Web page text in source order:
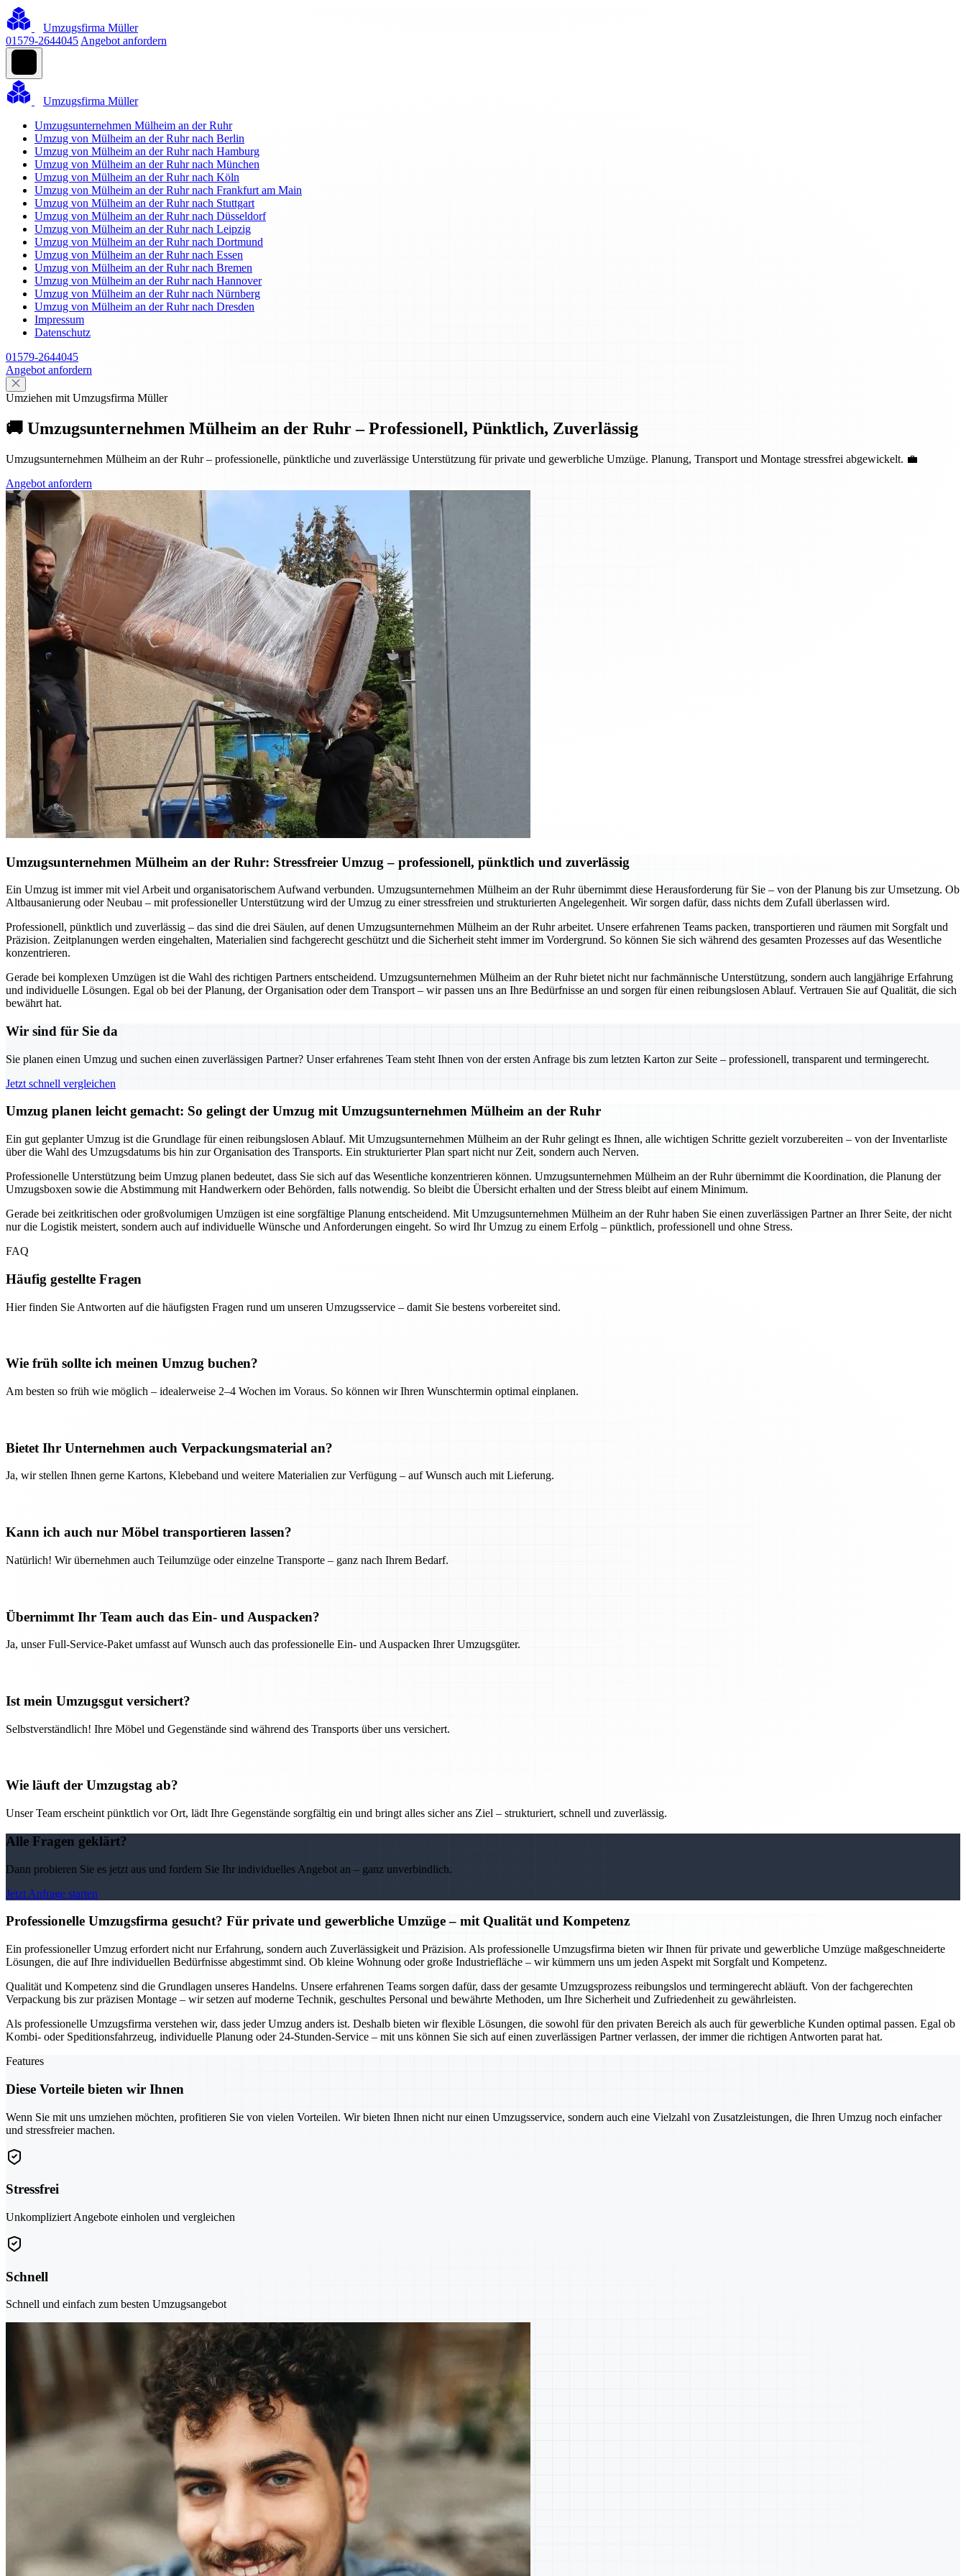
Umzugsfirma Müller
01579-2644045 Angebot anfordern
Umzugsfirma Müller
Umzugsunternehmen Mülheim an der Ruhr
Umzug von Mülheim an der Ruhr nach Berlin
Umzug von Mülheim an der Ruhr nach Hamburg
Umzug von Mülheim an der Ruhr nach München
Umzug von Mülheim an der Ruhr nach Köln
Umzug von Mülheim an der Ruhr nach Frankfurt am Main
Umzug von Mülheim an der Ruhr nach Stuttgart
Umzug von Mülheim an der Ruhr nach Düsseldorf
Umzug von Mülheim an der Ruhr nach Leipzig
Umzug von Mülheim an der Ruhr nach Dortmund
Umzug von Mülheim an der Ruhr nach Essen
Umzug von Mülheim an der Ruhr nach Bremen
Umzug von Mülheim an der Ruhr nach Hannover
Umzug von Mülheim an der Ruhr nach Nürnberg
Umzug von Mülheim an der Ruhr nach Dresden
Impressum
Datenschutz
01579-2644045
Angebot anfordern
Umziehen mit Umzugsfirma Müller
🚚 Umzugsunternehmen Mülheim an der Ruhr – Professionell, Pünktlich, Zuverlässig
Umzugsunternehmen Mülheim an der Ruhr – professionelle, pünktliche und zuverlässige Unterstützung für private und gewerbliche Umzüge. Planung, Transport und Montage stressfrei abgewickelt. 💼
Angebot anfordern
Umzugsunternehmen Mülheim an der Ruhr: Stressfreier Umzug – professionell, pünktlich und zuverlässig
Ein Umzug ist immer mit viel Arbeit und organisatorischem Aufwand verbunden. Umzugsunternehmen Mülheim an der Ruhr übernimmt diese Herausforderung für Sie – von der Planung bis zur Umsetzung. Ob
Altbausanierung oder Neubau – mit professioneller Unterstützung wird der Umzug zu einer stressfreien und strukturierten Angelegenheit. Wir sorgen dafür, dass nichts dem Zufall überlassen wird.
Professionell, pünktlich und zuverlässig – das sind die drei Säulen, auf denen Umzugsunternehmen Mülheim an der Ruhr arbeitet. Unsere erfahrenen Teams packen, transportieren und räumen mit Sorgfalt und
Präzision. Zeitplanungen werden eingehalten, Materialien sind fachgerecht geschützt und die Sicherheit steht immer im Vordergrund. So können Sie sich während des gesamten Prozesses auf das Wesentliche
konzentrieren.
Gerade bei komplexen Umzügen ist die Wahl des richtigen Partners entscheidend. Umzugsunternehmen Mülheim an der Ruhr bietet nicht nur fachmännische Unterstützung, sondern auch langjährige Erfahrung
und individuelle Lösungen. Egal ob bei der Planung, der Organisation oder dem Transport – wir passen uns an Ihre Bedürfnisse an und sorgen für einen reibungslosen Ablauf. Vertrauen Sie auf Qualität, die sich
bewährt hat.
Wir sind für Sie da
Sie planen einen Umzug und suchen einen zuverlässigen Partner? Unser erfahrenes Team steht Ihnen von der ersten Anfrage bis zum letzten Karton zur Seite – professionell, transparent und termingerecht.
Jetzt schnell vergleichen
Umzug planen leicht gemacht: So gelingt der Umzug mit Umzugsunternehmen Mülheim an der Ruhr
Ein gut geplanter Umzug ist die Grundlage für einen reibungslosen Ablauf. Mit Umzugsunternehmen Mülheim an der Ruhr gelingt es Ihnen, alle wichtigen Schritte gezielt vorzubereiten – von der Inventarliste
über die Wahl des Umzugsdatums bis hin zur Organisation des Transports. Ein strukturierter Plan spart nicht nur Zeit, sondern auch Nerven.
Professionelle Unterstützung beim Umzug planen bedeutet, dass Sie sich auf das Wesentliche konzentrieren können. Umzugsunternehmen Mülheim an der Ruhr übernimmt die Koordination, die Planung der
Umzugsboxen sowie die Abstimmung mit Handwerkern oder Behörden, falls notwendig. So bleibt die Übersicht erhalten und der Stress bleibt auf einem Minimum.
Gerade bei zeitkritischen oder großvolumigen Umzügen ist eine sorgfältige Planung entscheidend. Mit Umzugsunternehmen Mülheim an der Ruhr haben Sie einen zuverlässigen Partner an Ihrer Seite, der nicht
nur die Logistik meistert, sondern auch auf individuelle Wünsche und Anforderungen eingeht. So wird Ihr Umzug zu einem Erfolg – pünktlich, professionell und ohne Stress.
FAQ
Häufig gestellte Fragen
Hier finden Sie Antworten auf die häufigsten Fragen rund um unseren Umzugsservice – damit Sie bestens vorbereitet sind.
Wie früh sollte ich meinen Umzug buchen?
Am besten so früh wie möglich – idealerweise 2–4 Wochen im Voraus. So können wir Ihren Wunschtermin optimal einplanen.
Bietet Ihr Unternehmen auch Verpackungsmaterial an?
Ja, wir stellen Ihnen gerne Kartons, Klebeband und weitere Materialien zur Verfügung – auf Wunsch auch mit Lieferung.
Kann ich auch nur Möbel transportieren lassen?
Natürlich! Wir übernehmen auch Teilumzüge oder einzelne Transporte – ganz nach Ihrem Bedarf.
Übernimmt Ihr Team auch das Ein- und Auspacken?
Ja, unser Full-Service-Paket umfasst auf Wunsch auch das professionelle Ein- und Auspacken Ihrer Umzugsgüter.
Ist mein Umzugsgut versichert?
Selbstverständlich! Ihre Möbel und Gegenstände sind während des Transports über uns versichert.
Wie läuft der Umzugstag ab?
Unser Team erscheint pünktlich vor Ort, lädt Ihre Gegenstände sorgfältig ein und bringt alles sicher ans Ziel – strukturiert, schnell und zuverlässig.
Alle Fragen geklärt?
Dann probieren Sie es jetzt aus und fordern Sie Ihr individuelles Angebot an – ganz unverbindlich.
Jetzt Anfrage starten
Professionelle Umzugsfirma gesucht? Für private und gewerbliche Umzüge – mit Qualität und Kompetenz
Ein professioneller Umzug erfordert nicht nur Erfahrung, sondern auch Zuverlässigkeit und Präzision. Als professionelle Umzugsfirma bieten wir Ihnen für private und gewerbliche Umzüge maßgeschneiderte
Lösungen, die auf Ihre individuellen Bedürfnisse abgestimmt sind. Ob kleine Wohnung oder große Industriefläche – wir kümmern uns um jeden Aspekt mit Sorgfalt und Kompetenz.
Qualität und Kompetenz sind die Grundlagen unseres Handelns. Unsere erfahrenen Teams sorgen dafür, dass der gesamte Umzugsprozess reibungslos und termingerecht abläuft. Von der fachgerechten
Verpackung bis zur präzisen Montage – wir setzen auf moderne Technik, geschultes Personal und bewährte Methoden, um Ihre Sicherheit und Zufriedenheit zu gewährleisten.
Als professionelle Umzugsfirma verstehen wir, dass jeder Umzug anders ist. Deshalb bieten wir flexible Lösungen, die sowohl für den privaten Bereich als auch für gewerbliche Kunden optimal passen. Egal ob
Kombi- oder Speditionsfahrzeug, individuelle Planung oder 24-Stunden-Service – mit uns können Sie sich auf einen zuverlässigen Partner verlassen, der immer die richtigen Antworten parat hat.
Features
Diese Vorteile bieten wir Ihnen
Wenn Sie mit uns umziehen möchten, profitieren Sie von vielen Vorteilen. Wir bieten Ihnen nicht nur einen Umzugsservice, sondern auch eine Vielzahl von Zusatzleistungen, die Ihren Umzug noch einfacher
und stressfreier machen.
Stressfrei
Unkompliziert Angebote einholen und vergleichen
Schnell
Schnell und einfach zum besten Umzugsangebot